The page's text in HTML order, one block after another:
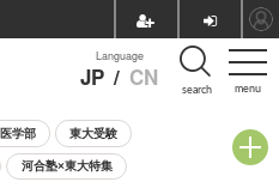
menu
Language
JP / CN search
医学部 東大受験
河合塾×東大特集